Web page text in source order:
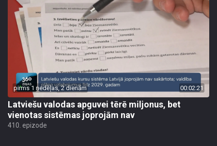
pirms 1 nedēļas, 2 dienām 00:02:21
Latviešu valodas apguvei tērē miljonus, bet
vienotas sistēmas joprojām nav
410. epizode